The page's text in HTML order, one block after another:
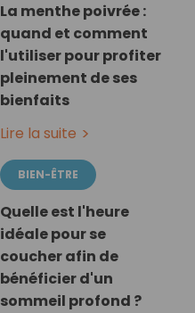
La menthe poivrée :
quand et comment
l'utiliser pour profiter
pleinement de ses
bienfaits
Lire la suite
BIEN-ÊTRE
Quelle est l'heure
idéale pour se
coucher afin de
bénéficier d'un
sommeil profond ?